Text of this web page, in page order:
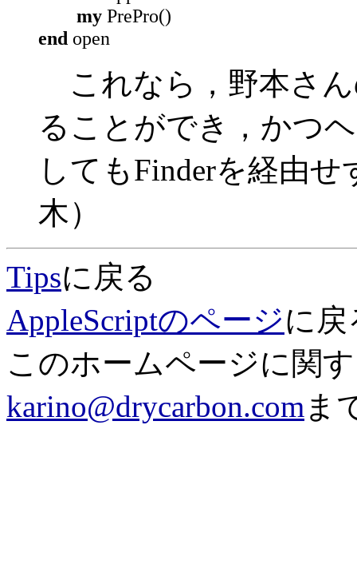
my PrePro()
end open
これなら，野本さ
ることができ，かつ
してもFinderを経由
木）
Tipsに戻る
AppleScriptのページに戻
このホームページに関
karino@drycarbon.comま